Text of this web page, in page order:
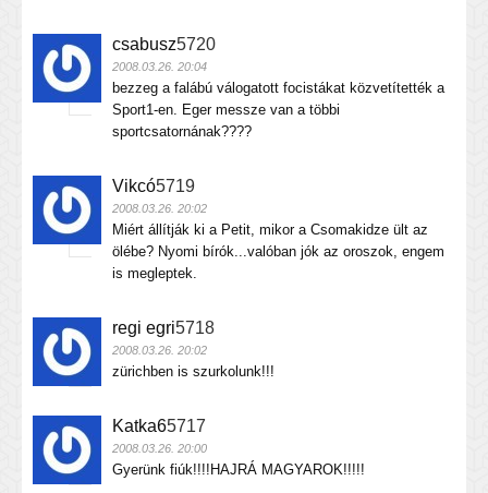
csabusz5720
2008.03.26. 20:04
bezzeg a falábú válogatott focistákat közvetítették a
Sport1-en. Eger messze van a többi
sportcsatornának????
Vikcó5719
2008.03.26. 20:02
Miért állítják ki a Petit, mikor a Csomakidze ült az
ölébe? Nyomi bírók...valóban jók az oroszok, engem
is megleptek.
regi egri5718
2008.03.26. 20:02
zürichben is szurkolunk!!!
Katka65717
2008.03.26. 20:00
Gyerünk fiúk!!!!HAJRÁ MAGYAROK!!!!!